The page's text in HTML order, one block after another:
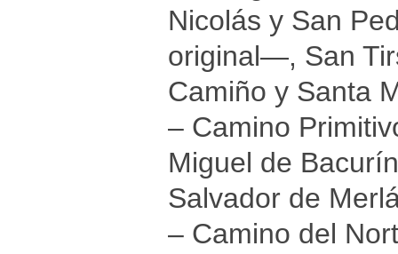
Nicolás y San
original—, San
Camiño y Santa
– Camino
Miguel de
Salvador de
– Camino del